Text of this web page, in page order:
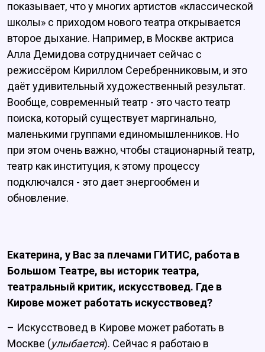
показывает, что у многих артистов «классической
школы» с приходом нового театра открывается
второе дыхание. Например, в Москве актриса
Алла Демидова сотрудничает сейчас с
режиссёром Кириллом Серебренниковым, и это
даёт удивительный художественный результат.
Вообще, современный театр - это часто театр
поиска, который существует маргинально,
маленькими группами единомышленников. Но
при этом очень важно, чтобы стационарный театр,
театр как институция, к этому процессу
подключался - это дает энергообмен и
обновление.
Екатерина, у Вас за плечами ГИТИС, работа в
Большом Театре, вы историк театра,
театральный критик, искусствовед. Где в
Кирове может работать искусствовед?
– Искусствовед в Кирове может работать в
Москве (улыбается). Сейчас я работаю в